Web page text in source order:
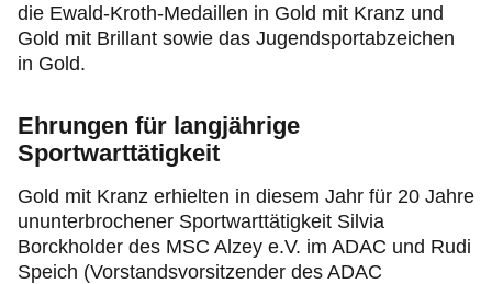
die Ewald-Kroth-Medaillen in Gold mit Kranz und
Gold mit Brillant sowie das Jugendsportabzeichen
in Gold.
Ehrungen für langjährige
Sportwarttätigkeit
Gold mit Kranz erhielten in diesem Jahr für 20 Jahre
ununterbrochener Sportwarttätigkeit Silvia
Borckholder des MSC Alzey e.V. im ADAC und Rudi
Speich (Vorstandsvorsitzender des ADAC